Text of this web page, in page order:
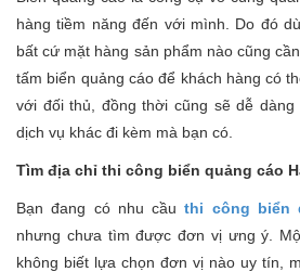
hàng tiềm năng đến với mình. Do đó
bất cứ mặt hàng sản phẩm nào cũng
tấm biển quảng cáo để khách hàng có
với đối thủ, đồng thời cũng sẽ dễ
dịch vụ khác đi kèm mà bạn có.
Tìm địa chỉ thi công biển quảng cáo
Bạn đang có nhu cầuthi công biển
nhưng chưa tìm được đơn vị ưng ý.
không biết lựa chọn đơn vị nào uy tín,